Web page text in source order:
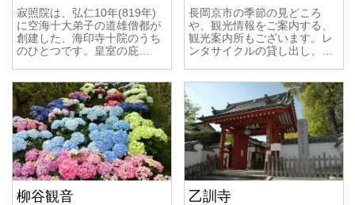
寂照院は、弘仁10年(819年)
に空海十大弟子の道雄僧都が
創建した、海印寺十院のうち
のひとつです。皇室の庇…
長岡京市の季節の見どころ
や、観光情報をご案内する、
観光案内所もございます。レ
ンタサイクルの貸し出し、…
柳谷観音 乙訓寺